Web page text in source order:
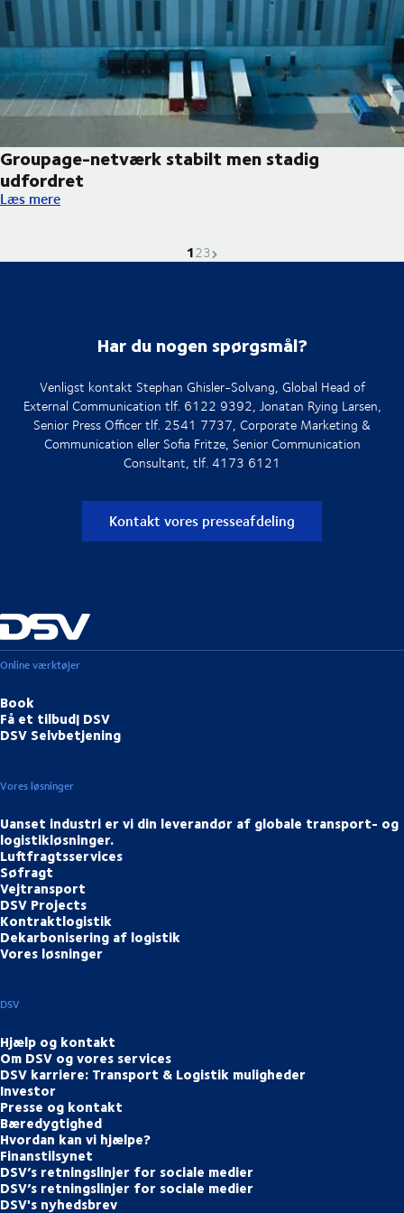
Groupage-netværk stabilt men stadig
udfordret
Groupage-netværk stabilt men stadig udfordret
Læs mere
Nuværende side er
1Gå til siden
2Gå til siden
3Næste side
Har du nogen spørgsmål?
Venligst kontakt Stephan Ghisler-Solvang, Global Head of
External Communication tlf. 6122 9392, Jonatan Rying Larsen,
Senior Press Officer tlf. 2541 7737, Corporate Marketing &
Communication eller Sofia Fritze, Senior Communication
Consultant, tlf. 4173 6121
Kontakt vores presseafdeling
Online værktøjer
Book
Få et tilbud| DSV
DSV Selvbetjening
Vores løsninger
Uanset industri er vi din leverandør af globale transport- og
logistikløsninger.
Luftfragtsservices
Søfragt
Vejtransport
DSV Projects
Kontraktlogistik
Dekarbonisering af logistik
Vores løsninger
DSV
Hjælp og kontakt
Om DSV og vores services
DSV karriere: Transport & Logistik muligheder
Investor
Presse og kontakt
Bæredygtighed
Hvordan kan vi hjælpe?
Finanstilsynet
DSV’s retningslinjer for sociale medier
DSV’s retningslinjer for sociale medier
DSV's nyhedsbrev